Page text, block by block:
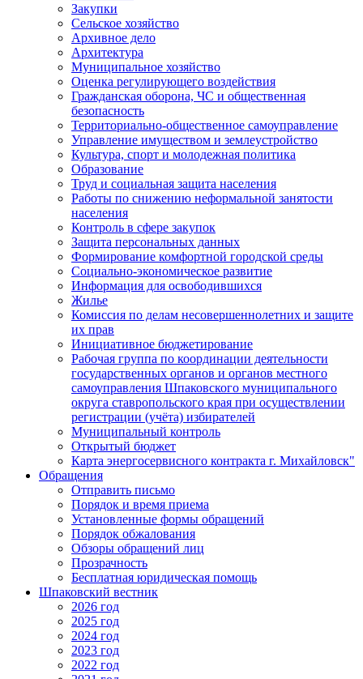
Закупки
Сельское хозяйство
Архивное дело
Архитектура
Муниципальное хозяйство
Оценка регулирующего воздействия
Гражданская оборона, ЧС и общественная
безопасность
Территориально-общественное самоуправление
Управление имуществом и землеустройство
Культура, спорт и молодежная политика
Образование
Труд и социальная защита населения
Работы по снижению неформальной занятости
населения
Контроль в сфере закупок
Защита персональных данных
Формирование комфортной городской среды
Социально-экономическое развитие
Информация для освободившихся
Жилье
Комиссия по делам несовершеннолетних и защите
их прав
Инициативное бюджетирование
Рабочая группа по координации деятельности
государственных органов и органов местного
самоуправления Шпаковского муниципального
округа ставропольского края при осуществлении
регистрации (учёта) избирателей
Муниципальный контроль
Открытый бюджет
Карта энергосервисного контракта г. Михайловск"
Обращения
Отправить письмо
Порядок и время приема
Установленные формы обращений
Порядок обжалования
Обзоры обращений лиц
Прозрачность
Бесплатная юридическая помощь
Шпаковский вестник
2026 год
2025 год
2024 год
2023 год
2022 год